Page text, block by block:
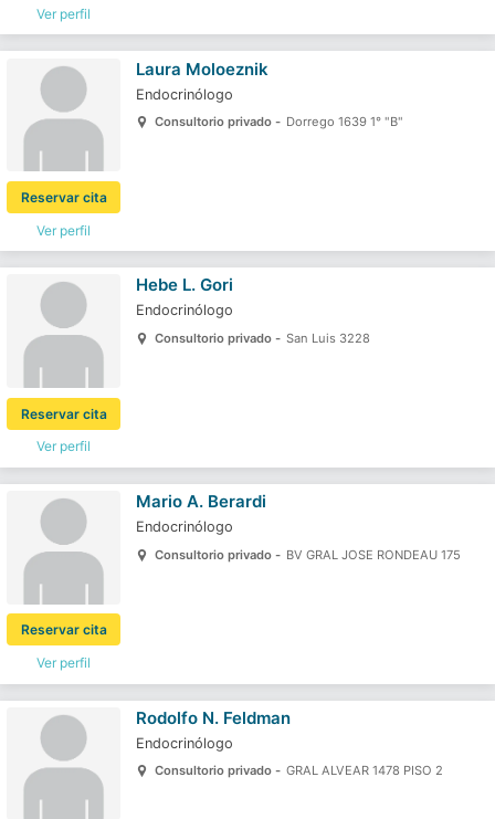
Ver perfil
Ver perfil
Reservar cita
Laura Moloeznik
Endocrinólogo
Consultorio privado - Dorrego 1639 1° "B"
Ver perfil
Reservar cita
Hebe L. Gori
Endocrinólogo
Consultorio privado - San Luis 3228
Ver perfil
Reservar cita
Mario A. Berardi
Endocrinólogo
Consultorio privado - BV GRAL JOSE RONDEAU 175
Rodolfo N. Feldman
Endocrinólogo
Consultorio privado - GRAL ALVEAR 1478 PISO 2